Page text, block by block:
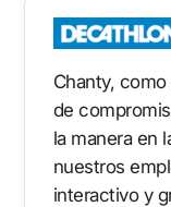
Chanty,
de
la manera en
nuestros
interactivo y